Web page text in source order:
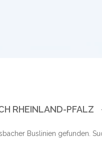
RHEINLAND-PFALZ
Buslinien gefunden.